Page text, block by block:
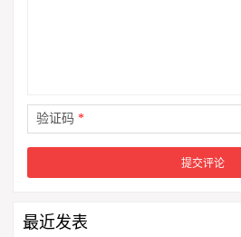
验证码 *
最近发表